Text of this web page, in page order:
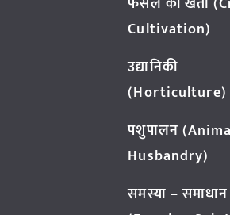
Cultivation)
उद्यानिकी
(Horticulture)
पशुपालन
Husbandry)
समस्या – समाधान